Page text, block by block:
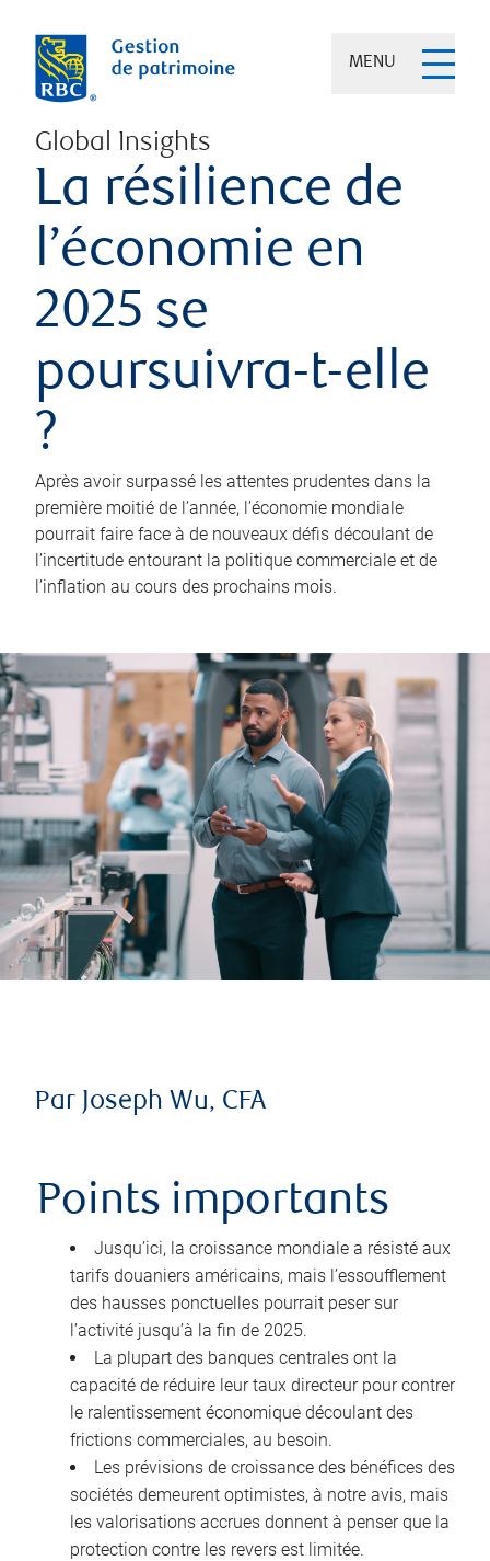
MENU
Global Insights
La résilience de
l’économie en
2025 se
poursuivra-t-elle
?
Après avoir surpassé les attentes prudentes dans la
première moitié de l’année, l’économie mondiale
pourrait faire face à de nouveaux défis découlant de
l’incertitude entourant la politique commerciale et de
l’inflation au cours des prochains mois.
Par Joseph Wu, CFA
Points importants
Jusqu’ici, la croissance mondiale a résisté aux
tarifs douaniers américains, mais l’essoufflement
des hausses ponctuelles pourrait peser sur
l’activité jusqu’à la fin de 2025.
La plupart des banques centrales ont la
capacité de réduire leur taux directeur pour contrer
le ralentissement économique découlant des
frictions commerciales, au besoin.
Les prévisions de croissance des bénéfices des
sociétés demeurent optimistes, à notre avis, mais
les valorisations accrues donnent à penser que la
protection contre les revers est limitée.